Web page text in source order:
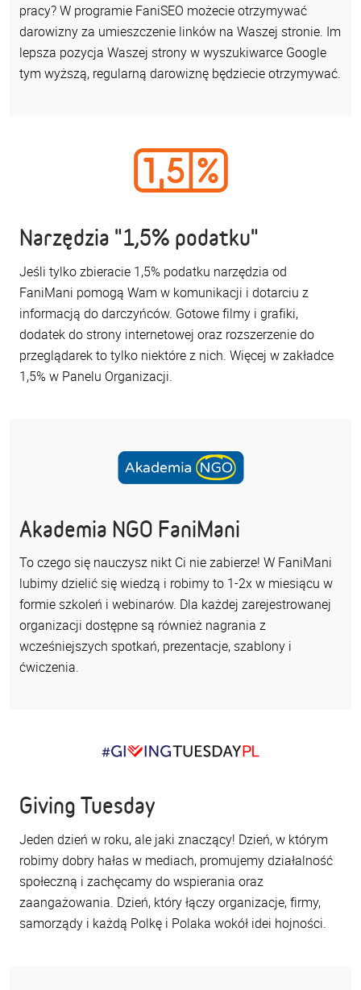
pracy? W programie FaniSEO możecie otrzymywać
darowizny za umieszczenie linków na Waszej stronie. Im
lepsza pozycja Waszej strony w wyszukiwarce Google
tym wyższą, regularną darowiznę będziecie otrzymywać.
Narzędzia "1,5% podatku"
Jeśli tylko zbieracie 1,5% podatku narzędzia od
FaniMani pomogą Wam w komunikacji i dotarciu z
informacją do darczyńców. Gotowe filmy i grafiki,
dodatek do strony internetowej oraz rozszerzenie do
przeglądarek to tylko niektóre z nich. Więcej w zakładce
1,5% w Panelu Organizacji.
Akademia NGO FaniMani
To czego się nauczysz nikt Ci nie zabierze! W FaniMani
lubimy dzielić się wiedzą i robimy to 1-2x w miesiącu w
formie szkoleń i webinarów. Dla każdej zarejestrowanej
organizacji dostępne są również nagrania z
wcześniejszych spotkań, prezentacje, szablony i
ćwiczenia.
Giving Tuesday
Jeden dzień w roku, ale jaki znaczący! Dzień, w którym
robimy dobry hałas w mediach, promujemy działalność
społeczną i zachęcamy do wspierania oraz
zaangażowania. Dzień, który łączy organizacje, firmy,
samorządy i każdą Polkę i Polaka wokół idei hojności.